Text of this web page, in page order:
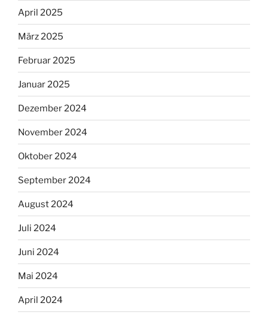
April 2025
März 2025
Februar 2025
Januar 2025
Dezember 2024
November 2024
Oktober 2024
September 2024
August 2024
Juli 2024
Juni 2024
Mai 2024
April 2024